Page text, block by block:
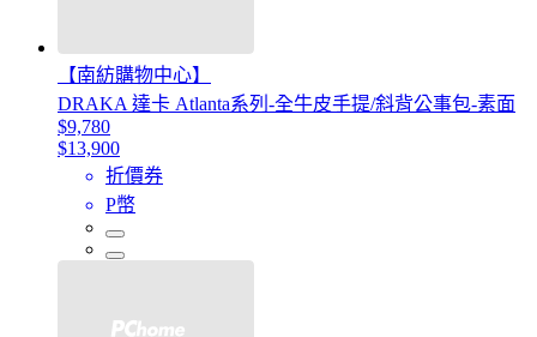
【南紡購物中心】
DRAKA 達卡 Atlanta系列-全牛皮手提/斜背公事包-素面
$9,780
$13,900
折價券
P幣